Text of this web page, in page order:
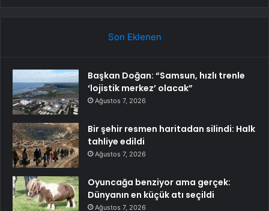
Son Eklenen
Başkan Doğan: “Samsun, hızlı trenle
‘lojistik merkez’ olacak”
Ağustos 7, 2026
Bir şehir resmen haritadan silindi: Halk
tahliye edildi
Ağustos 7, 2026
Oyuncağa benziyor ama gerçek:
Dünyanın en küçük atı seçildi
Ağustos 7, 2026